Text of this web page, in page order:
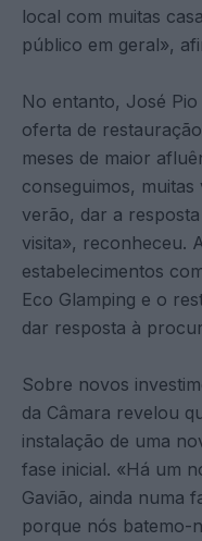
local com muitas
público em geral»,
No entanto, José
oferta de
meses de maior
conseguimos,
verão, dar a
visita», reconheceu.
estabelecimentos
Eco Glamping e o
dar resposta à
Sobre novos
da Câmara revelou
instalação de uma
fase inicial. «Há um
Gavião, ainda numa
porque nós batemo-